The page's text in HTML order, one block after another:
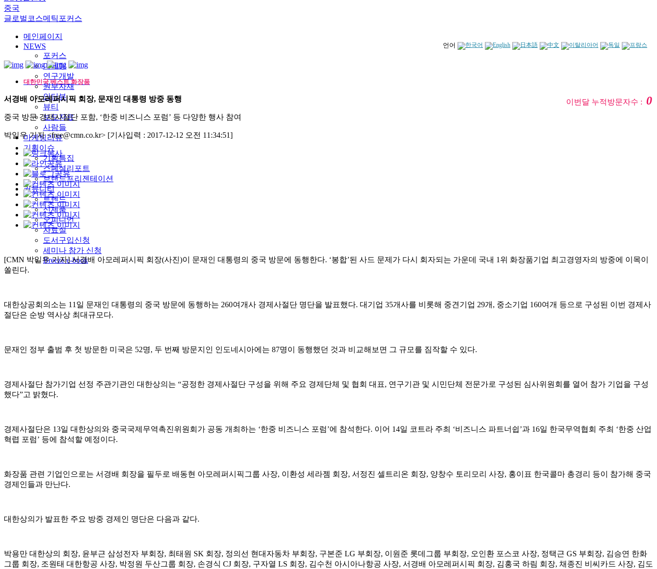
중국
글로벌코스메틱포커스
언어
메인페이지
NEWS
포커스
마케팅
연구개발
원부자재
인터뷰
뷰티
보도자료
사람들
마케팅리뷰
기획이슈
기획특집
스페셜리포트
브랜드프리젠테이션
커뮤니티
트렌드
신제품
오피니언
자료실
도서구입신청
세미나 참가 신청
Breeze e-book
대한민국 베스트 화장품
이번달 누적방문자수 :0
서경배 아모레퍼시픽 회장, 문재인 대통령 방중 동행
중국 방문 경제사절단 포함, ‘한중 비즈니스 포럼’ 등 다양한 행사 참여
박일우 기자 <free@cmn.co.kr> [기사입력 : 2017-12-12 오전 11:34:51]
[CMN 박일우 기자] 서경배 아모레퍼시픽 회장(사진)이 문재인 대통령의 중국 방문에 동행한다. ‘봉합’된 사드 문제가 다시 회자되는 가운데 국내 1위 화장품기업 최고경영자의 방중에 이목이
쏠린다.
대한상공회의소는 11일 문재인 대통령의 중국 방문에 동행하는 260여개사 경제사절단 명단을 발표했다. 대기업 35개사를 비롯해 중견기업 29개, 중소기업 160여개 등으로 구성된 이번 경제사
절단은 순방 역사상 최대규모다.
문재인 정부 출범 후 첫 방문한 미국은 52명, 두 번째 방문지인 인도네시아에는 87명이 동행했던 것과 비교해보면 그 규모를 짐작할 수 있다.
경제사절단 참가기업 선정 주관기관인 대한상의는 “공정한 경제사절단 구성을 위해 주요 경제단체 및 협회 대표, 연구기관 및 시민단체 전문가로 구성된 심사위원회를 열어 참가 기업을 구성
했다”고 밝혔다.
경제사절단은 13일 대한상의와 중국국제무역촉진위원회가 공동 개최하는 ‘한중 비즈니스 포럼’에 참석한다. 이어 14일 코트라 주최 ‘비즈니스 파트너쉽’과 16일 한국무역협회 주최 ‘한중 산업
혁렵 포럼’ 등에 참석할 예정이다.
화장품 관련 기업인으로는 서경배 회장을 필두로 배동현 아모레퍼시픽그룹 사장, 이환성 세라젬 회장, 서정진 셀트리온 회장, 양창수 토리모리 사장, 홍이표 한국콜마 총경리 등이 참가해 중국
경제인들과 만난다.
대한상의가 발표한 주요 방중 경제인 명단은 다음과 같다.
박용만 대한상의 회장, 윤부근 삼성전자 부회장, 최태원 SK 회장, 정의선 현대자동차 부회장, 구본준 LG 부회장, 이원준 롯데그룹 부회장, 오인환 포스코 사장, 정택근 GS 부회장, 김승연 한화
그룹 회장, 조원태 대한항공 사장, 박정원 두산그룹 회장, 손경식 CJ 회장, 구자열 LS 회장, 김수천 아시아나항공 사장, 서경배 아모레퍼시픽 회장, 김홍국 하림 회장, 채종진 비씨카드 사장, 김도